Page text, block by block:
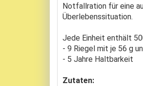
Notfallration für eine
Überlebenssituation.
Jede Einheit enthält
- 9 Riegel mit je 56 g
- 5 Jahre Haltbarkeit
Zutaten: